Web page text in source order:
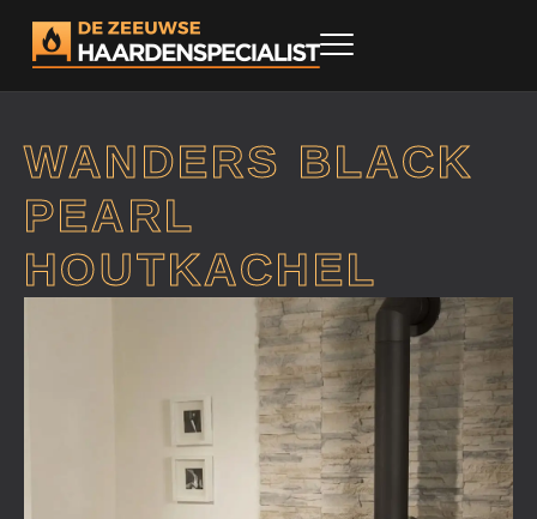
WANDERS BLACK
PEARL
HOUTKACHEL